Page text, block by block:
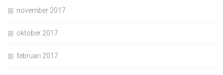
november 2017
oktober 2017
februari 2017